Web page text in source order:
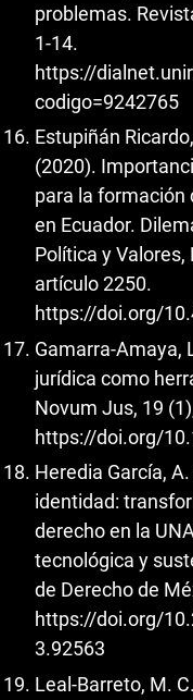
problemas.
1-14.
https://
codigo=9242765
Estupiñán
(2020).
para la formación
en Ecuador.
Política y Valores,
artículo 2250.
https://doi.org/
Gamarra-Amaya,
jurídica como
Novum Jus, 19
https://doi.org/
Heredia García,
identidad:
derecho en la
tecnológica y
de Derecho de
https://doi.org/
3.92563
Leal-Barreto, M.